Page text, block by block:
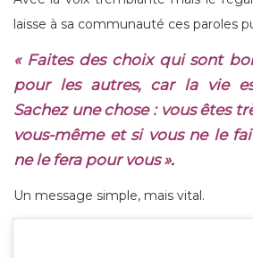
laisse à sa communauté ces paroles
« Faites des choix qui sont
pour les autres, car la vie
Sachez une chose : vous êtes
vous-même et si vous ne le
ne le fera pour vous ».
Un message simple, mais vital.